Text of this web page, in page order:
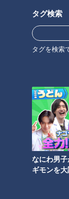
タグ検索
タグを検索
なにわ男
ギモンを
つボイ「食料品
分だけ買う。こ
最近、レシピサ
よ。捨てないで
「けがの功名」
棄対策にもつな
つボイ「これか
います」